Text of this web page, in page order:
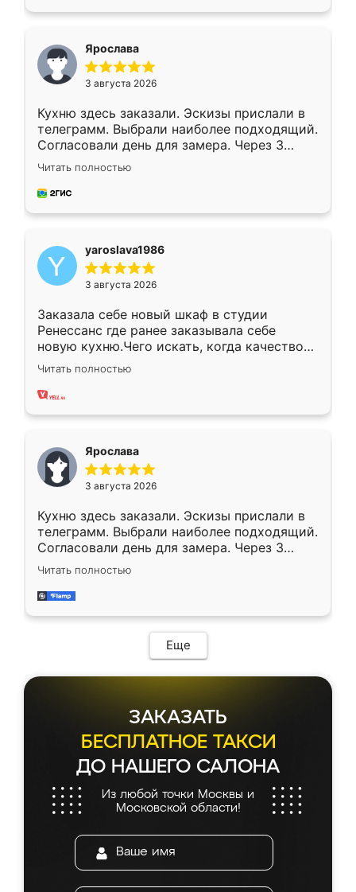
Ярослава
3 августа 2026
Кухню здесь заказали. Эскизы прислали в
телеграмм. Выбрали наиболее подходящий.
Согласовали день для замера. Через 3
недели кухня была уже готова. Остались
довольны работой. Спасибо Ренессанс
мебель за качественную работу!
Читать полностью
yaroslava1986
3 августа 2026
Заказала себе новый шкаф в студии
Ренессанс где ранее заказывала себе
новую кухню.Чего искать, когда качеством
вполне довольна. Служит кухня уже почти
два года, нареканий нет.
Читать полностью
Ярослава
3 августа 2026
Кухню здесь заказали. Эскизы прислали в
телеграмм. Выбрали наиболее подходящий.
Согласовали день для замера. Через 3
недели кухня была уже готова. Остались
довольны работой. Спасибо Ренессанс
мебель за качественную работу!
Читать полностью
Еще
ЗАКАЗАТЬ
БЕСПЛАТНОЕ ТАКСИ
ДО НАШЕГО САЛОНА
Из любой точки Москвы и
Московской области!